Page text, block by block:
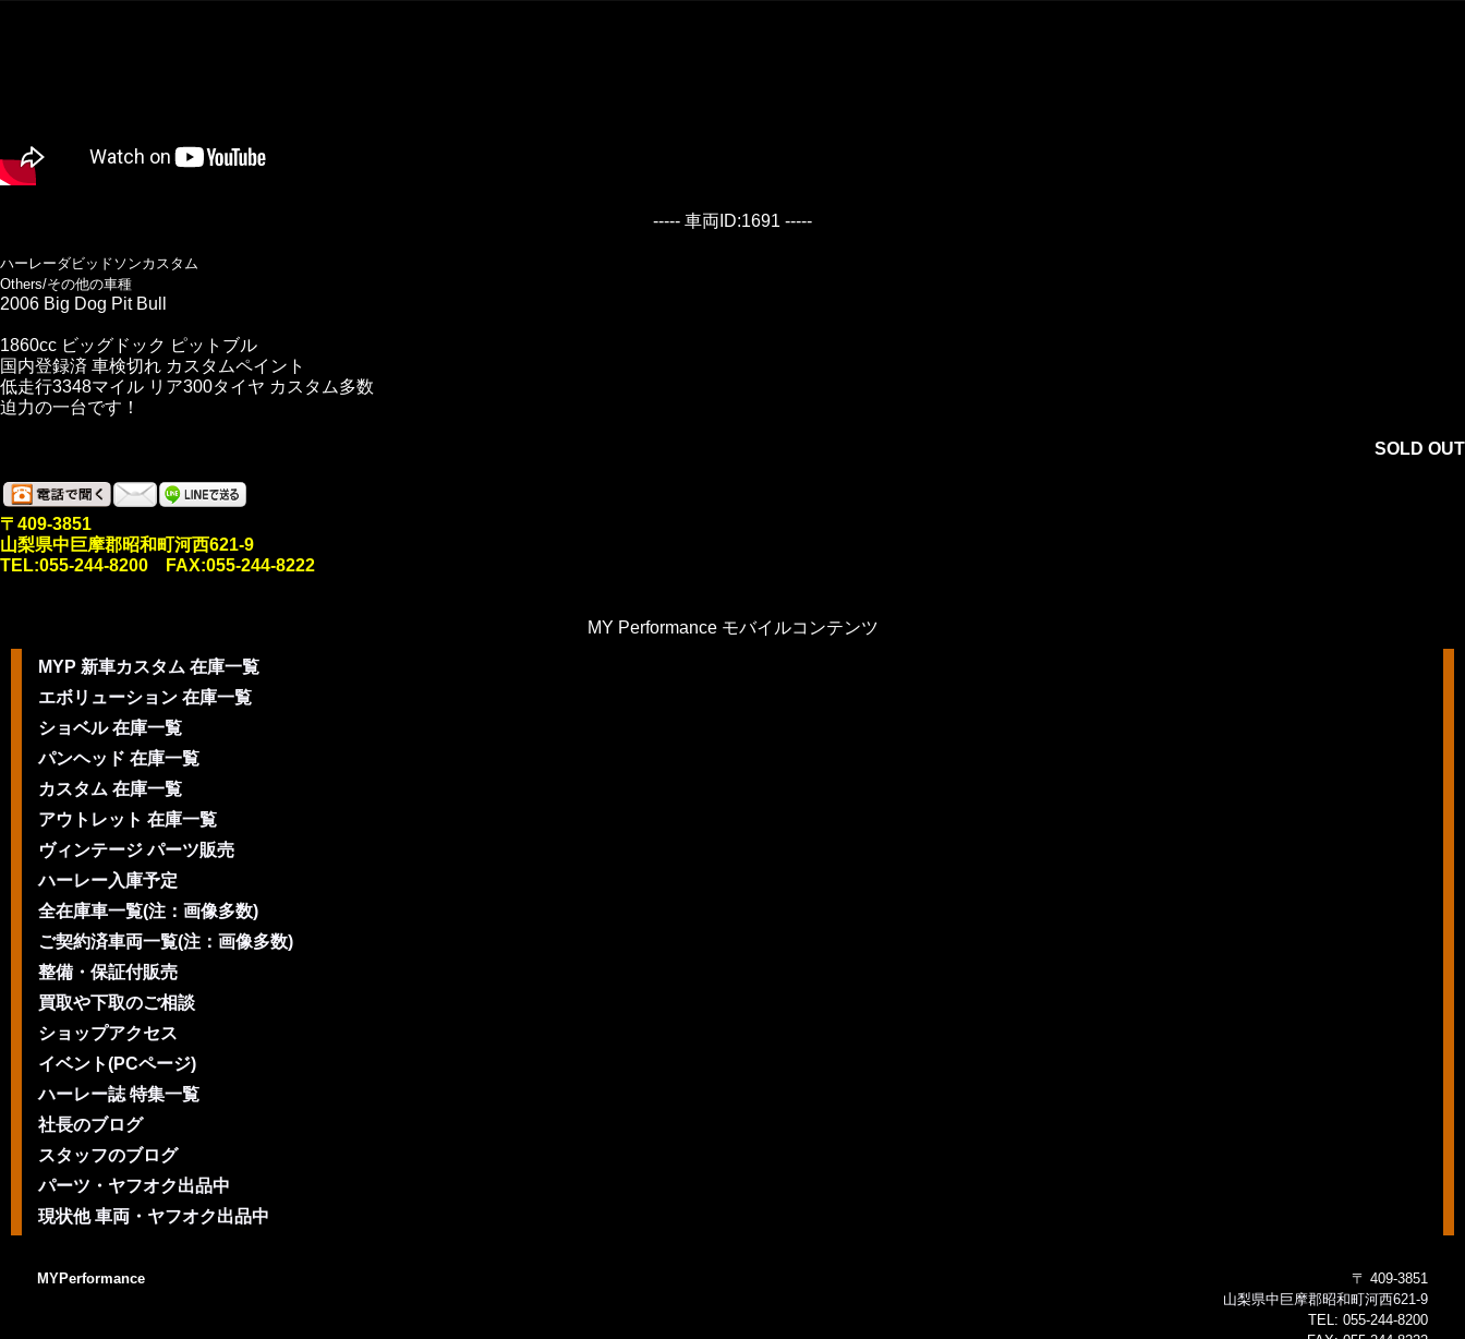
----- 車両ID:1691 -----
ハーレーダビッドソンカスタム
Others/その他の車種
2006 Big Dog Pit Bull
1860cc ビッグドック ピットブル
国内登録済 車検切れ カスタムペイント
低走行3348マイル リア300タイヤ カスタム多数
迫力の一台です！
SOLD OUT
〒409-3851
山梨県中巨摩郡昭和町河西621-9
TEL:055-244-8200 FAX:055-244-8222
MY Performance モバイルコンテンツ
MYP 新車カスタム 在庫一覧
エボリューション 在庫一覧
ショベル 在庫一覧
パンヘッド 在庫一覧
カスタム 在庫一覧
アウトレット 在庫一覧
ヴィンテージ パーツ販売
ハーレー入庫予定
全在庫車一覧(注：画像多数)
ご契約済車両一覧(注：画像多数)
整備・保証付販売
買取や下取のご相談
ショップアクセス
イベント(PCページ)
ハーレー誌 特集一覧
社長のブログ
スタッフのブログ
パーツ・ヤフオク出品中
現状他 車両・ヤフオク出品中
MYPerformance
〒 409-3851
山梨県中巨摩郡昭和町河西621-9
TEL: 055-244-8200